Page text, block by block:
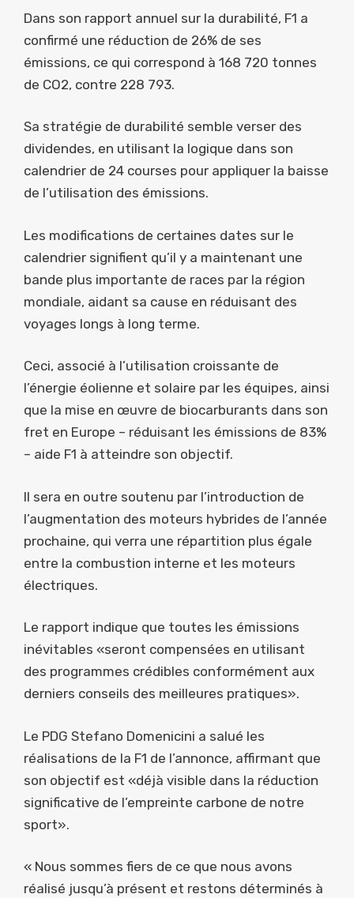
Dans son rapport annuel sur la durabilité, F1 a
confirmé une réduction de 26% de ses
émissions, ce qui correspond à 168 720 tonnes
de CO2, contre 228 793.
Sa stratégie de durabilité semble verser des
dividendes, en utilisant la logique dans son
calendrier de 24 courses pour appliquer la baisse
de l’utilisation des émissions.
Les modifications de certaines dates sur le
calendrier signifient qu’il y a maintenant une
bande plus importante de races par la région
mondiale, aidant sa cause en réduisant des
voyages longs à long terme.
Ceci, associé à l’utilisation croissante de
l’énergie éolienne et solaire par les équipes, ainsi
que la mise en œuvre de biocarburants dans son
fret en Europe – réduisant les émissions de 83%
– aide F1 à atteindre son objectif.
Il sera en outre soutenu par l’introduction de
l’augmentation des moteurs hybrides de l’année
prochaine, qui verra une répartition plus égale
entre la combustion interne et les moteurs
électriques.
Le rapport indique que toutes les émissions
inévitables «seront compensées en utilisant
des programmes crédibles conformément aux
derniers conseils des meilleures pratiques».
Le PDG Stefano Domenicini a salué les
réalisations de la F1 de l’annonce, affirmant que
son objectif est «déjà visible dans la réduction
significative de l’empreinte carbone de notre
sport».
« Nous sommes fiers de ce que nous avons
réalisé jusqu’à présent et restons déterminés à